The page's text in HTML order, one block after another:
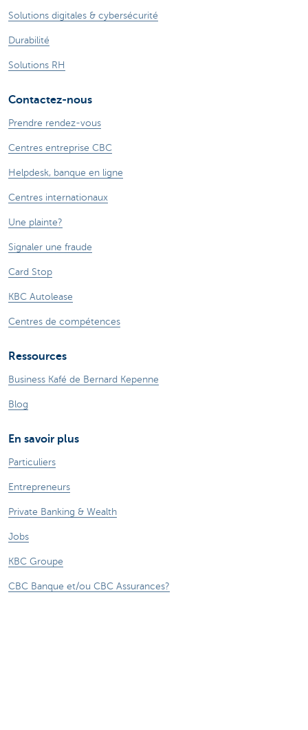
Solutions digitales & cybersécurité
Durabilité
Solutions RH
Contactez-nous
Prendre rendez-vous
Centres entreprise CBC
Helpdesk, banque en ligne
Centres internationaux
Une plainte?
Signaler une fraude
Card Stop
KBC Autolease
Centres de compétences
Ressources
Business Kafé de Bernard Kepenne
Blog
En savoir plus
Particuliers
Entrepreneurs
Private Banking & Wealth
Jobs
KBC Groupe
CBC Banque et/ou CBC Assurances?